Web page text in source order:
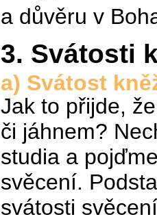
a důvěru v
3. Svátosti
a) Svátost
Jak to přijde,
či jáhnem?
studia a
svěcení.
svátosti